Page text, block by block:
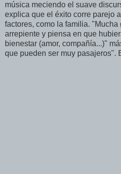
música meciendo el suave
explica que el éxito corre parejo
factores, como la familia.
arrepiente y piensa en que
bienestar (amor, compañía...)"
que pueden ser muy pasajeros".